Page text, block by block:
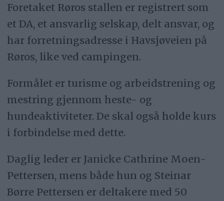
Foretaket Røros stallen er registrert som
et DA, et ansvarlig selskap, delt ansvar, og
har forretningsadresse i Havsjøveien på
Røros, like ved campingen.
Formålet er turisme og arbeidstrening og
mestring gjennom heste- og
hundeaktiviteter. De skal også holde kurs
i forbindelse med dette.
Daglig leder er Janicke Cathrine Moen-
Pettersen, mens både hun og Steinar
Børre Pettersen er deltakere med 50